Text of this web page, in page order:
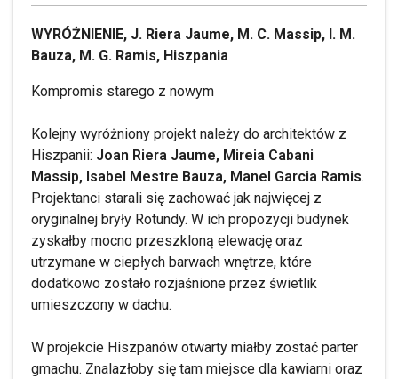
WYRÓŻNIENIE, J. Riera Jaume, M. C. Massip, I. M.
Bauza, M. G. Ramis, Hiszpania
Kompromis starego z nowym
Kolejny wyróżniony projekt należy do architektów z
Hiszpanii: Joan Riera Jaume, Mireia Cabani
Massip, Isabel Mestre Bauza, Manel Garcia Ramis.
Projektanci starali się zachować jak najwięcej z
oryginalnej bryły Rotundy. W ich propozycji budynek
zyskałby mocno przeszkloną elewację oraz
utrzymane w ciepłych barwach wnętrze, które
dodatkowo zostało rozjaśnione przez świetlik
umieszczony w dachu.
W projekcie Hiszpanów otwarty miałby zostać parter
gmachu. Znalazłoby się tam miejsce dla kawiarni oraz